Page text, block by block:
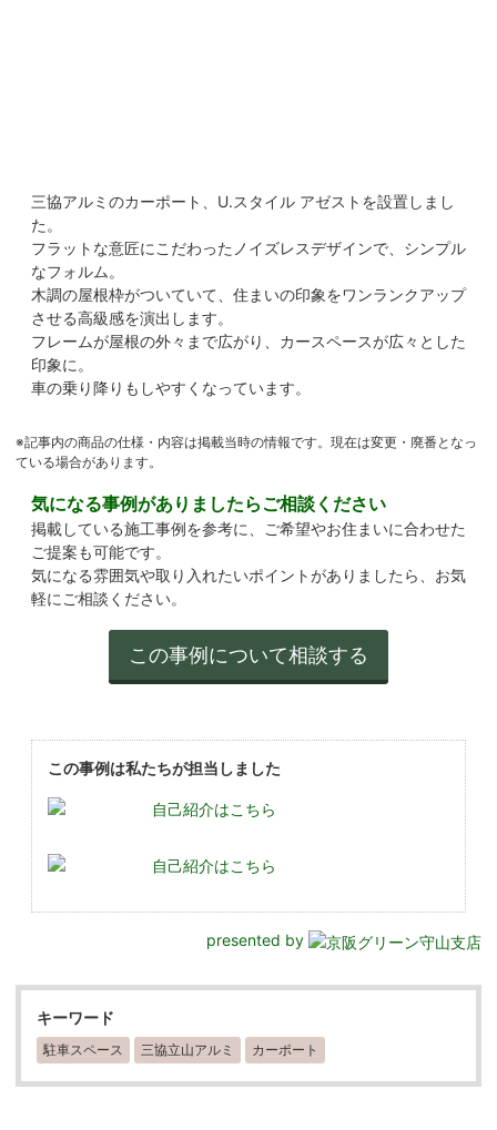
三協アルミのカーポート、U.スタイル アゼストを設置しまし
た。
フラットな意匠にこだわったノイズレスデザインで、シンプル
なフォルム。
木調の屋根枠がついていて、住まいの印象をワンランクアップ
させる高級感を演出します。
フレームが屋根の外々まで広がり、カースペースが広々とした
印象に。
車の乗り降りもしやすくなっています。
※記事内の商品の仕様・内容は掲載当時の情報です。現在は変更・廃番となっ
ている場合があります。
気になる事例がありましたらご相談ください
掲載している施工事例を参考に、ご希望やお住まいに合わせた
ご提案も可能です。
気になる雰囲気や取り入れたいポイントがありましたら、お気
軽にご相談ください。
この事例は私たちが担当しました
自己紹介はこちら
自己紹介はこちら
presented by
キーワード
駐車スペース 三協立山アルミ カーポート